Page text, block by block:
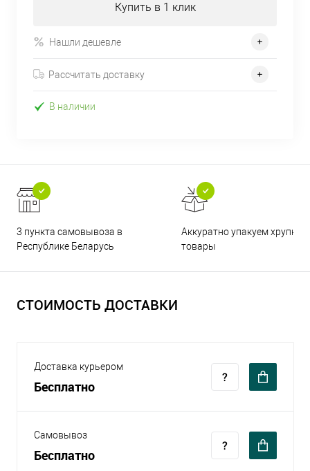
Купить в 1 клик
Нашли дешевле
Рассчитать доставку
В наличии
3 пункта самовывоза в
Республике Беларусь
Аккуратно упакуем хрупкие
товары
СТОИМОСТЬ ДОСТАВКИ
Доставка курьером
Бесплатно
Самовывоз
Бесплатно